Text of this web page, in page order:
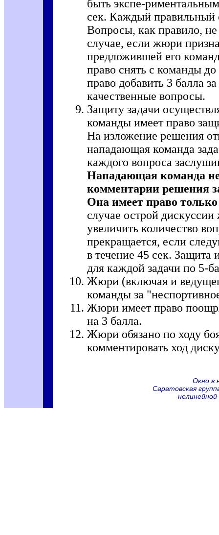
быть экспе-
сек. Каждый правильный
Вопросы, как правило,
случае, если жюри
предложившей его
право снять с команды
право добавить 3 балла
качественные вопросы.
Защиту задачи
команды имеет право
На изложение решения
нападающая команда
каждого вопроса
Нападающая команда
комментарии решения
Она имеет право
случае острой
увеличить количество
прекращается, если
в течение 45 сек. Защита
для каждой задачи по 5-
Жюри (включая и
команды за
Жюри имеет право
на 3 балла.
Жюри обязано по ходу
комментировать ход
Окно в
Саратовская